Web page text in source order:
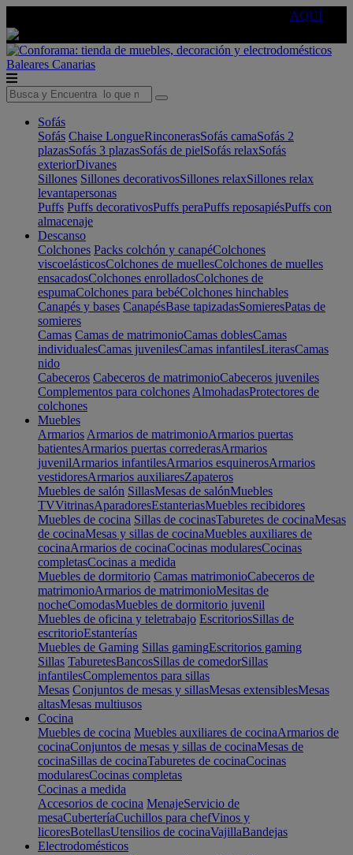
AQUÍ
Baleares Canarias
Sofás
Sofás Chaise LongueRinconerasSofás camaSofás 2
plazasSofás 3 plazasSofás de pielSofás relaxSofás
exteriorDivanes
Sillones Sillones decorativosSillones relaxSillones relax
levantapersonas
Puffs Puffs decorativosPuffs peraPuffs reposapiésPuffs con
almacenaje
Descanso
Colchones Packs colchón y canapéColchones
viscoelásticosColchones de muellesColchones de muelles
ensacadosColchones enrolladosColchones de
espumaColchones para bebéColchones hinchables
Canapés y bases CanapésBase tapizadasSomieresPatas de
somieres
Camas Camas de matrimonioCamas doblesCamas
individualesCamas juvenilesCamas infantilesLiterasCamas
nido
Cabeceros Cabeceros de matrimonioCabeceros juveniles
Complementos para colchones AlmohadasProtectores de
colchones
Muebles
Armarios Armarios de matrimonioArmarios puertas
batientesArmarios puertas correderasArmarios
juvenilArmarios infantilesArmarios esquinerosArmarios
vestidoresArmarios auxiliaresZapateros
Muebles de salón SillasMesas de salónMuebles
TVVitrinasAparadoresEstanteriasMuebles recibidores
Muebles de cocina Sillas de cocinasTaburetes de cocinaMesas
de cocinaMesas y sillas de cocinaMuebles auxiliares de
cocinaArmarios de cocinaCocinas modularesCocinas
completasCocinas a medida
Muebles de dormitorio Camas matrimonioCabeceros de
matrimonioArmarios de matrimonioMesitas de
nocheComodasMuebles de dormitorio juvenil
Muebles de oficina y teletrabajo EscritoriosSillas de
escritorioEstanterías
Muebles de Gaming Sillas gamingEscritorios gaming
Sillas TaburetesBancosSillas de comedorSillas
infantilesComplementos para sillas
Mesas Conjuntos de mesas y sillasMesas extensiblesMesas
altasMesas multiusos
Cocina
Muebles de cocina Muebles auxiliares de cocinaArmarios de
cocinaConjuntos de mesas y sillas de cocinaMesas de
cocinaSillas de cocinaTaburetes de cocinaCocinas
modularesCocinas completas
Cocinas a medida
Accesorios de cocina MenajeServicio de
mesaCuberteríaCuchillos para chefVinos y
licoresBotellasUtensilios de cocinaVajillaBandejas
Electrodomésticos